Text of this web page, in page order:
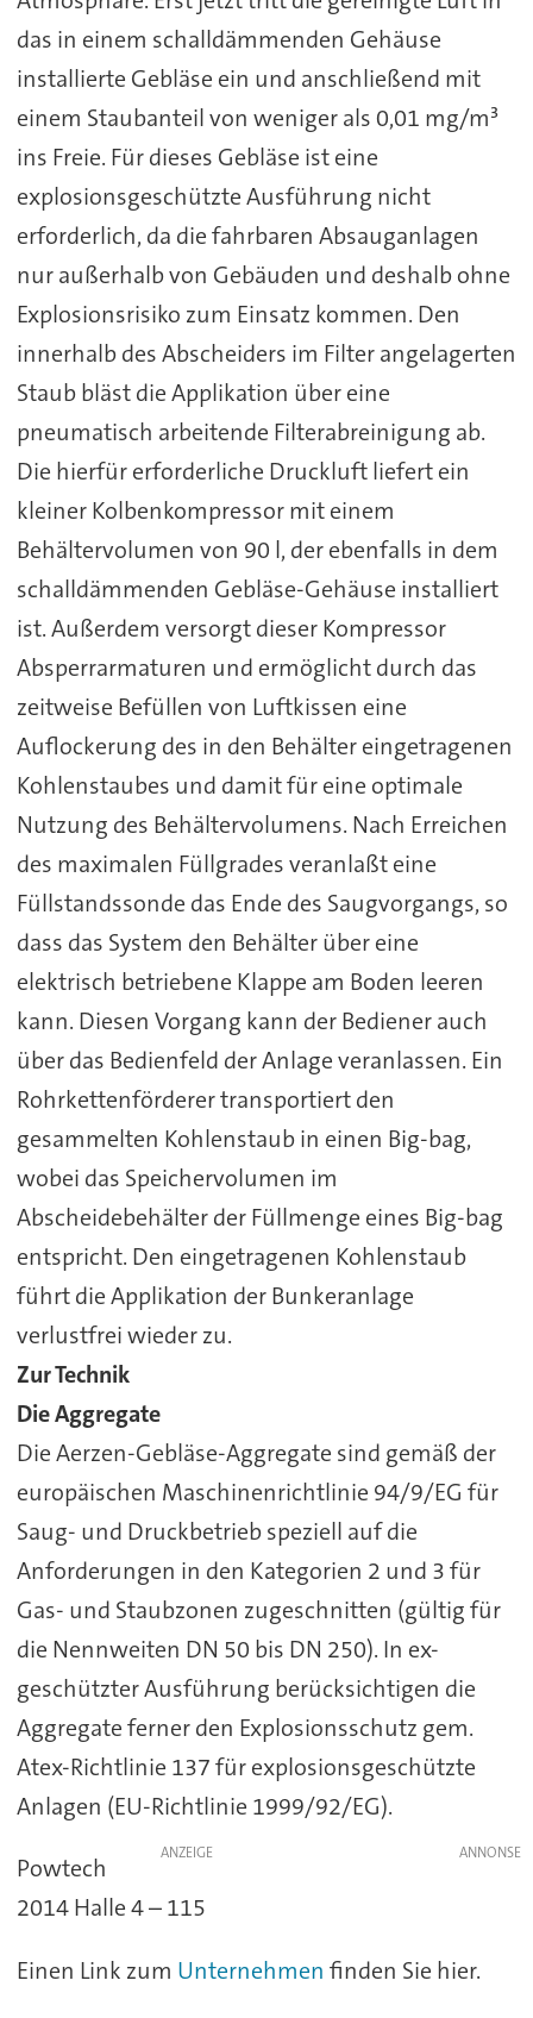
das in einem schalldämmenden Gehäuse
installierte Gebläse ein und anschließend mit
einem Staubanteil von weniger als 0,01 mg/m³
ins Freie. Für dieses Gebläse ist eine
explosionsgeschützte Ausführung nicht
erforderlich, da die fahrbaren Absauganlagen
nur außerhalb von Gebäuden und deshalb ohne
Explosionsrisiko zum Einsatz kommen. Den
innerhalb des Abscheiders im Filter angelagerten
Staub bläst die Applikation über eine
pneumatisch arbeitende Filterabreinigung ab.
Die hierfür erforderliche Druckluft liefert ein
kleiner Kolbenkompressor mit einem
Behältervolumen von 90 l, der ebenfalls in dem
schalldämmenden Gebläse-Gehäuse installiert
ist. Außerdem versorgt dieser Kompressor
Absperrarmaturen und ermöglicht durch das
zeitweise Befüllen von Luftkissen eine
Auflockerung des in den Behälter eingetragenen
Kohlenstaubes und damit für eine optimale
Nutzung des Behältervolumens. Nach Erreichen
des maximalen Füllgrades veranlaßt eine
Füllstandssonde das Ende des Saugvorgangs, so
dass das System den Behälter über eine
elektrisch betriebene Klappe am Boden leeren
kann. Diesen Vorgang kann der Bediener auch
über das Bedienfeld der Anlage veranlassen. Ein
Rohrkettenförderer transportiert den
gesammelten Kohlenstaub in einen Big-bag,
wobei das Speichervolumen im
Abscheidebehälter der Füllmenge eines Big-bag
entspricht. Den eingetragenen Kohlenstaub
führt die Applikation der Bunkeranlage
verlustfrei wieder zu.
Zur Technik
Die Aggregate
Die Aerzen-Gebläse-Aggregate sind gemäß der
europäischen Maschinenrichtlinie 94/9/EG für
Saug- und Druckbetrieb speziell auf die
Anforderungen in den Kategorien 2 und 3 für
Gas- und Staubzonen zugeschnitten (gültig für
die Nennweiten DN 50 bis DN 250). In ex-
geschützter Ausführung berücksichtigen die
Aggregate ferner den Explosionsschutz gem.
Atex-Richtlinie 137 für explosionsgeschützte
Anlagen (EU-Richtlinie 1999/92/EG).
ANZEIGE
Powtech
2014 Halle 4 – 115
Einen Link zum Unternehmen finden Sie hier.